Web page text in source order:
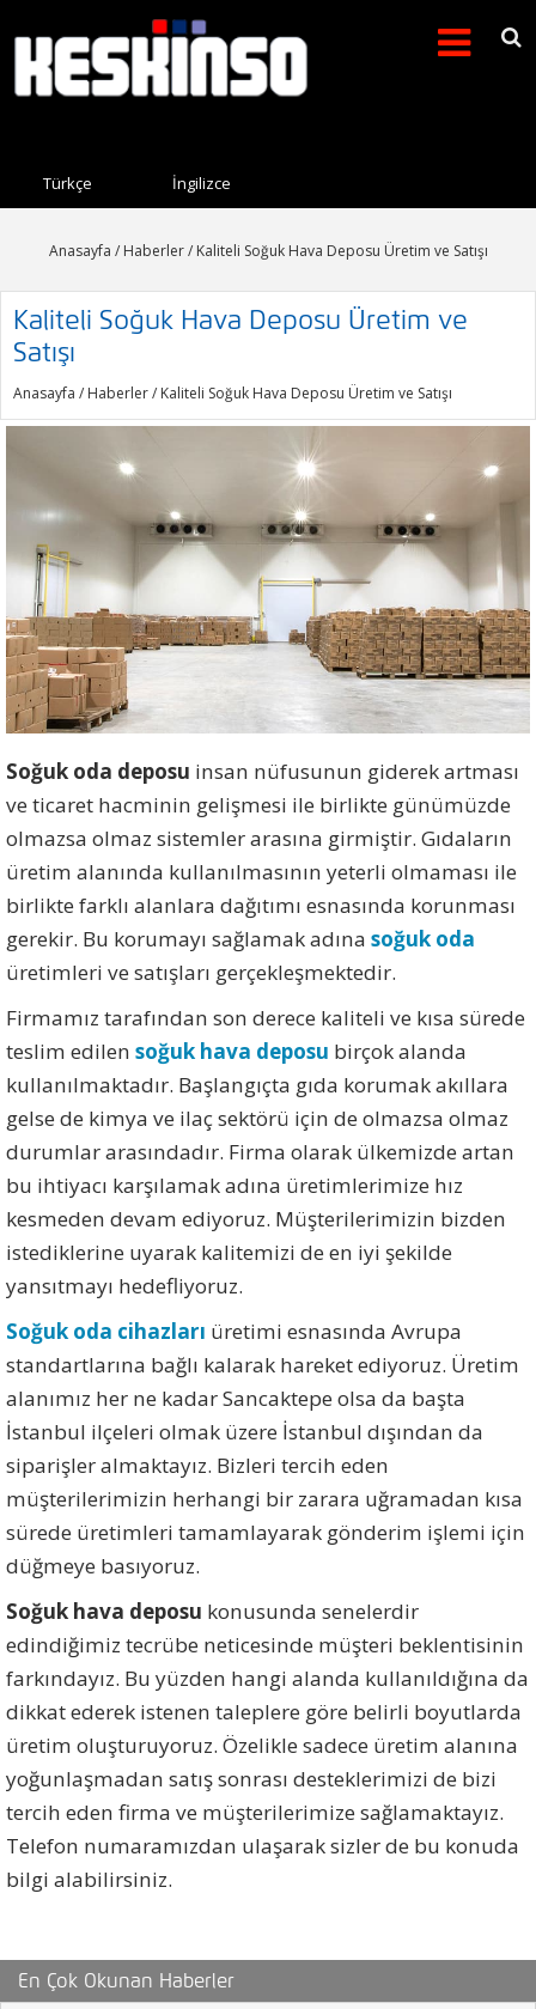
Arama formu
Türkçe İngilizce
Anasayfa / Haberler/ Kaliteli Soğuk Hava Deposu Üretim ve Satışı
Kaliteli Soğuk Hava Deposu Üretim ve
Satışı
Anasayfa / Haberler/ Kaliteli Soğuk Hava Deposu Üretim ve Satışı
Soğuk oda deposu insan nüfusunun giderek artması
ve ticaret hacminin gelişmesi ile birlikte günümüzde
olmazsa olmaz sistemler arasına girmiştir. Gıdaların
üretim alanında kullanılmasının yeterli olmaması ile
birlikte farklı alanlara dağıtımı esnasında korunması
gerekir. Bu korumayı sağlamak adına soğuk oda
üretimleri ve satışları gerçekleşmektedir.
Firmamız tarafından son derece kaliteli ve kısa sürede
teslim edilen soğuk hava deposu birçok alanda
kullanılmaktadır. Başlangıçta gıda korumak akıllara
gelse de kimya ve ilaç sektörü için de olmazsa olmaz
durumlar arasındadır. Firma olarak ülkemizde artan
bu ihtiyacı karşılamak adına üretimlerimize hız
kesmeden devam ediyoruz. Müşterilerimizin bizden
istediklerine uyarak kalitemizi de en iyi şekilde
yansıtmayı hedefliyoruz.
Soğuk oda cihazları üretimi esnasında Avrupa
standartlarına bağlı kalarak hareket ediyoruz. Üretim
alanımız her ne kadar Sancaktepe olsa da başta
İstanbul ilçeleri olmak üzere İstanbul dışından da
siparişler almaktayız. Bizleri tercih eden
müşterilerimizin herhangi bir zarara uğramadan kısa
sürede üretimleri tamamlayarak gönderim işlemi için
düğmeye basıyoruz.
Soğuk hava deposu konusunda senelerdir
edindiğimiz tecrübe neticesinde müşteri beklentisinin
farkındayız. Bu yüzden hangi alanda kullanıldığına da
dikkat ederek istenen taleplere göre belirli boyutlarda
üretim oluşturuyoruz. Özelikle sadece üretim alanına
yoğunlaşmadan satış sonrası desteklerimizi de bizi
tercih eden firma ve müşterilerimize sağlamaktayız.
Telefon numaramızdan ulaşarak sizler de bu konuda
bilgi alabilirsiniz.
En Çok Okunan Haberler